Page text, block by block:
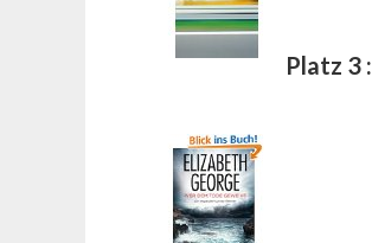
Platz 3 :